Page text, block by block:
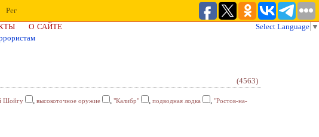
Рег
О САЙТЕ Select Language ▼
(4563)
Шойгу , высокоточное оружие , "Калибр" , подводная лодка , "Ростов-на-